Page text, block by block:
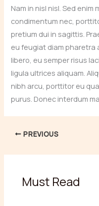
Nam in nisl nisl. Sed enim
condimentum nec,
pretium dui in sagittis.
eu feugiat diam pharetra
libero, eu semper risus
ligula ultrices aliquam.
nibh arcu, porttitor eu
purus. Donec interdum
PREVIOUS
Must Read